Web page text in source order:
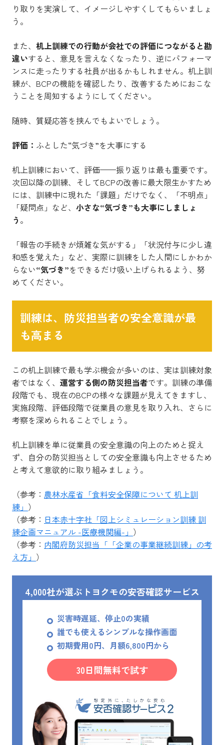
り取りを実演して、イメージしやすくしてもらいましょ
う。
また、 机上訓練での行動が会社での評価につながると勘
違いすると、意見を言えなくなったり、逆にパフォーマ
ンスに走ったりする社員が出るかもしれません。机上訓
練が、BCPの機能を確認したり、改善するためにおこな
うことを周知するようにしてください。
随時、質疑応答を挟んでもよいでしょう。
評価： ふとした“気づき”を大事にする
机上訓練において、評価——振り返りは最も重要です。
次回以降の訓練、そしてBCPの改善に最大限生かすため
には、訓練中に現れた「課題」だけでなく、「不明点」
「疑問点」など、 小さな“気づき”も大事にしましょ
う 。
「報告の手続きが煩雑な気がする」「状況付与に少し違
和感を覚えた」など、実際に訓練をした人間にしかわか
らない“気づき”をできるだけ吸い上げられるよう、努
めてください。
訓練は、防災担当者の安全意識が最
も高まる
この机上訓練で最も学ぶ機会が多いのは、実は訓練対象
者ではなく、 運営する側の防災担当者です。訓練の準備
段階でも、現在のBCPの様々な課題が見えてきますし、
実施段階、評価段階で従業員の意見を取り入れ、さらに
考察を深められることでしょう。
机上訓練を単に従業員の安全意識の向上のためと捉え
ず、自分の防災担当としての安全意識も向上させるため
と考えて意欲的に取り組みましょう。
（参考： 農林水産省「食料安全保障について 机上訓
練」 ）
（参考： 日本赤十字社「図上シミュレーション訓練 訓
練企画マニュアル -医療機関編-」 ）
（参考： 内閣府防災担当「「企業の事業継続訓練」の考
え方」 ）
4,000社が選ぶトヨクモの安否確認サービス
災害時遅延、停止0の実績
誰でも使えるシンプルな操作画面
初期費用0円、月額6,800円から
30日間無料で試す